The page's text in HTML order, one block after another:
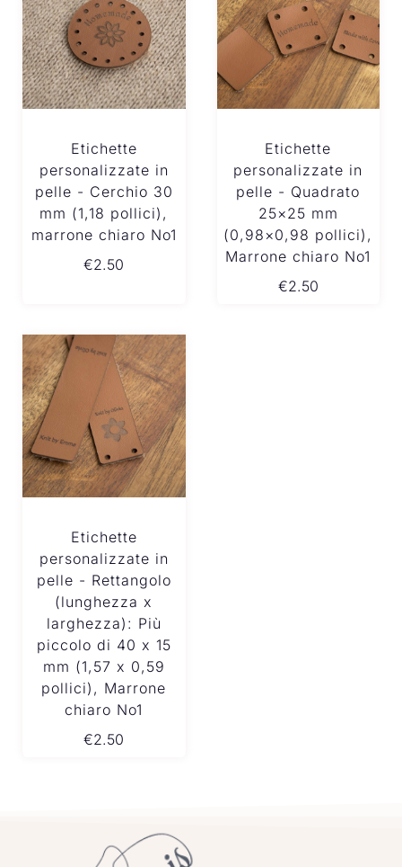
Etichette
personalizzate in
pelle - Cerchio 30
mm (1,18 pollici),
marrone chiaro No1
€2.50
Etichette
personalizzate in
pelle - Quadrato
25×25 mm
(0,98×0,98 pollici),
Marrone chiaro No1
€2.50
Etichette
personalizzate in
pelle - Rettangolo
(lunghezza x
larghezza): Più
piccolo di 40 x 15
mm (1,57 x 0,59
pollici), Marrone
chiaro No1
€2.50